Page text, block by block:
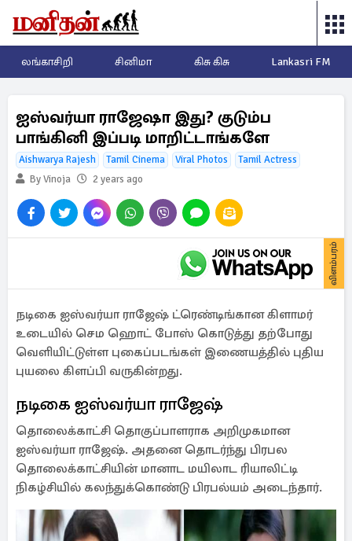
லங்காசிறி சினிமா கிசு கிசு Lankasri FM
ஐஸ்வர்யா ராஜேஷா இது? குடும்ப
பாங்கினி இப்படி மாறிட்டாங்களே
Aishwarya Rajesh Tamil Cinema Viral Photos
Tamil Actress
By Vinoja
2 years ago
விளம்பரம்
நடிகை ஐஸ்வர்யா ராஜேஷ் ட்ரெண்டிங்கான கிளாமர்
உடையில் செம ஹொட் போஸ் கொடுத்து தற்போது
வெளியிட்டுள்ள புகைப்படங்கள் இணையத்தில் புதிய
புயலை கிளப்பி வருகின்றது.
நடிகை ஐஸ்வர்யா ராஜேஷ்
தொலைக்காட்சி தொகுப்பாளராக அறிமுகமான
ஐஸ்வர்யா ராஜேஷ். அதனை தொடர்ந்து பிரபல
தொலைக்காட்சியின் மானாட மயிலாட ரியாலிட்டி
நிகழ்சியில் கலந்துக்கொண்டு பிரபல்யம் அடைந்தார்.